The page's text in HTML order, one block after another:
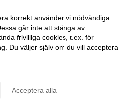
2022-02-28 15:51
1 2022-02-26 14:03
2022-02-25 15:10
korrekt använder vi nödvändiga
går inte att stänga av.
frivilliga cookies, t.ex. för
Du väljer själv om du vill acceptera
Acceptera alla